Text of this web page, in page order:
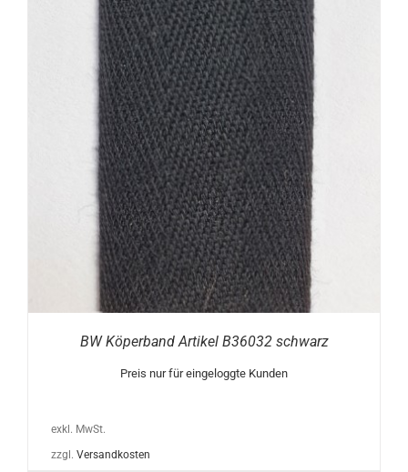
BW Köperband Artikel B36032 schwarz
Preis nur für eingeloggte Kunden
exkl. MwSt.
zzgl. Versandkosten